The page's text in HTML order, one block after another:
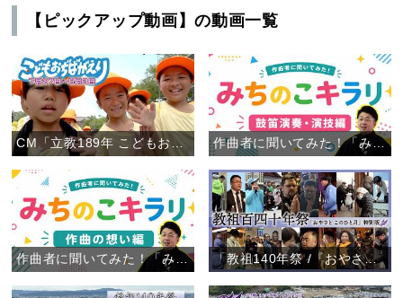
【ピックアップ動画】の動画一覧
CM「立教189年 こどもおぢばがえり」 作曲者に聞いてみた！「みちのこキラリ」鼓笛演奏・演技編
作曲者に聞いてみた！「みちのこキラリ」作曲の想い編 「教祖140年祭 /『おやさと このひと月』特別版」